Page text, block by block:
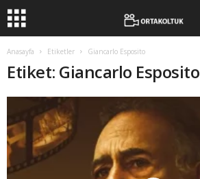
Anasayfa Etiketler Giancarlo Esposito
Etiket: Giancarlo Esposito